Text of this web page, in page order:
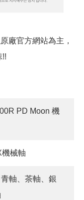
廠官方網站為主，
!!
PD Moon 機
械軸
軸、茶軸、銀